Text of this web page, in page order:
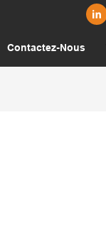
Contactez-Nous